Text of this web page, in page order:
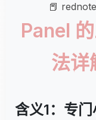
📕
Panel
法详
含义1：专